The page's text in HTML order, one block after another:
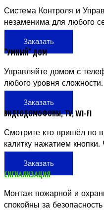
Система Контроля и
незаменима для любого
Заказать
"УМНЫЙ" ДОМ
Управляйте домом с
любого уровня сложности.
Заказать
ВИДЕОДОМОФОНЫ, TV, WI-FI
Смотрите кто пришёл по
калитку нажатием
Заказать
СИГНАЛИЗАЦИЯ
Монтаж пожарной и
спокойны за безопасность